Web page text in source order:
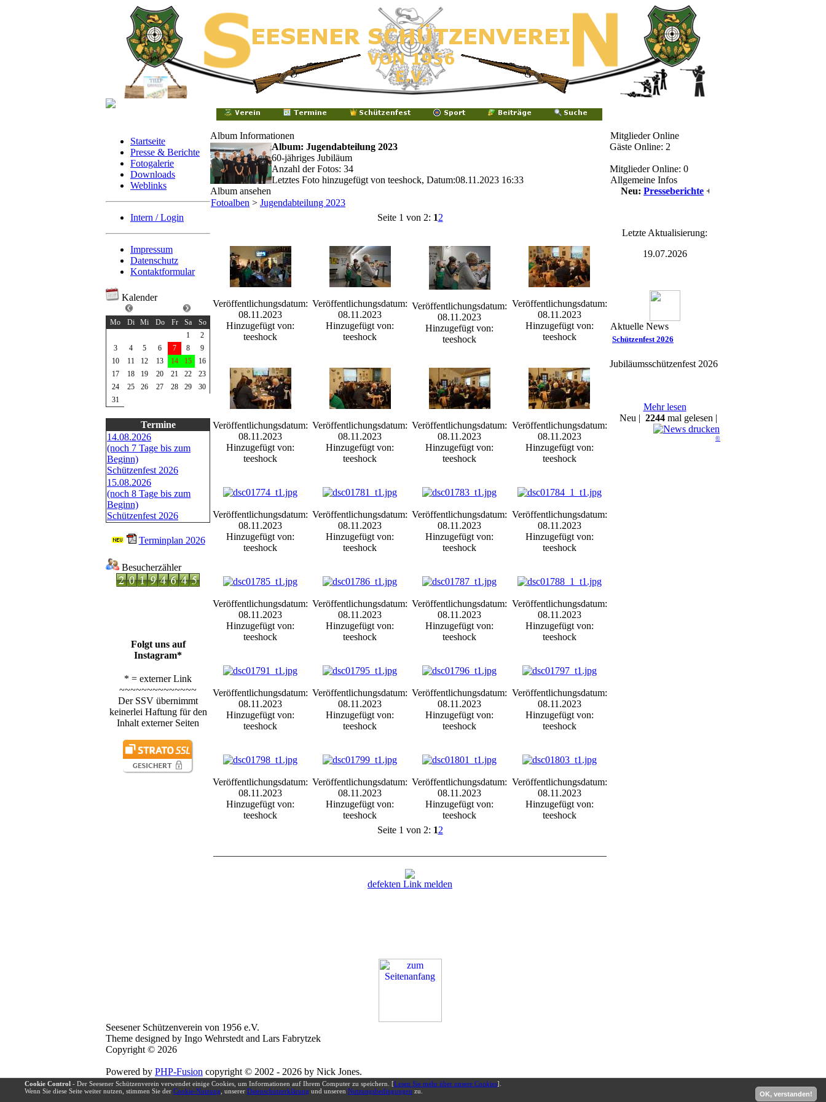
Startseite
Presse & Berichte
Fotogalerie
Downloads
Weblinks
Intern / Login
Impressum
Datenschutz
Kontaktformular
Kalender
Mo
Di Mi Do Fr Sa
So
1
2
3
4 5 6 7 8
9
10
11 12 13 14 15
16
17
18 19 20 21 22
23
24
25 26 27 28 29
30
31
Termine
14.08.2026
(noch 7 Tage bis zum
Beginn)
Schützenfest 2026
15.08.2026
(noch 8 Tage bis zum
Beginn)
Schützenfest 2026
Terminplan 2026
Besucherzähler
Folgt uns auf
Instagram*
* = externer Link
~~~~~~~~~~~~~~
Der SSV übernimmt
keinerlei Haftung für den
Inhalt externer Seiten
Album Informationen
Album: Jugendabteilung 2023
60-jähriges Jubiläum
Anzahl der Fotos: 34
Letztes Foto hinzugefügt von teeshock, Datum:08.11.2023 16:33
Album ansehen
Fotoalben > Jugendabteilung 2023
Seite 1 von 2: 12
Veröffentlichungsdatum:
08.11.2023
Hinzugefügt von:
teeshock
Veröffentlichungsdatum:
08.11.2023
Hinzugefügt von:
teeshock
Veröffentlichungsdatum:
08.11.2023
Hinzugefügt von:
teeshock
Veröffentlichungsdatum:
08.11.2023
Hinzugefügt von:
teeshock
Veröffentlichungsdatum:
08.11.2023
Hinzugefügt von:
teeshock
Veröffentlichungsdatum:
08.11.2023
Hinzugefügt von:
teeshock
Veröffentlichungsdatum:
08.11.2023
Hinzugefügt von:
teeshock
Veröffentlichungsdatum:
08.11.2023
Hinzugefügt von:
teeshock
Veröffentlichungsdatum:
08.11.2023
Hinzugefügt von:
teeshock
Veröffentlichungsdatum:
08.11.2023
Hinzugefügt von:
teeshock
Veröffentlichungsdatum:
08.11.2023
Hinzugefügt von:
teeshock
Veröffentlichungsdatum:
08.11.2023
Hinzugefügt von:
teeshock
Veröffentlichungsdatum:
08.11.2023
Hinzugefügt von:
teeshock
Veröffentlichungsdatum:
08.11.2023
Hinzugefügt von:
teeshock
Veröffentlichungsdatum:
08.11.2023
Hinzugefügt von:
teeshock
Veröffentlichungsdatum:
08.11.2023
Hinzugefügt von:
teeshock
Veröffentlichungsdatum:
08.11.2023
Hinzugefügt von:
teeshock
Veröffentlichungsdatum:
08.11.2023
Hinzugefügt von:
teeshock
Veröffentlichungsdatum:
08.11.2023
Hinzugefügt von:
teeshock
Veröffentlichungsdatum:
08.11.2023
Hinzugefügt von:
teeshock
Veröffentlichungsdatum:
08.11.2023
Hinzugefügt von:
teeshock
Veröffentlichungsdatum:
08.11.2023
Hinzugefügt von:
teeshock
Veröffentlichungsdatum:
08.11.2023
Hinzugefügt von:
teeshock
Veröffentlichungsdatum:
08.11.2023
Hinzugefügt von:
teeshock
Seite 1 von 2: 12
defekten Link melden
Cookie Control - Der Seesener Schützenverein verwendet einige Cookies, um Informationen auf Ihrem Computer zu speichern. [Lesen Sie mehr über unsere Cookies].
Wenn Sie diese Seite weiter nutzen, stimmen Sie der Cookie-Nutzung , unserer Datenschutzerklärung und unseren Nutzungsbedingungen zu.
Mitglieder Online
Gäste Online: 2
Mitglieder Online: 0
Allgemeine Infos
++++ Neu:Presseberichte++++
Letzte Aktualisierung:
19.07.2026
Aktuelle News
Schützenfest 2026
Jubiläumsschützenfest 2026
Mehr lesen
Neu | 2244 mal gelesen |
©
Seesener Schützenverein von 1956 e.V.
Theme designed by Ingo Wehrstedt and Lars Fabrytzek
Copyright © 2026
Powered by PHP-Fusion copyright © 2002 - 2026 by Nick Jones.
Released as free software without warranties underGNU Affero GPLv3.